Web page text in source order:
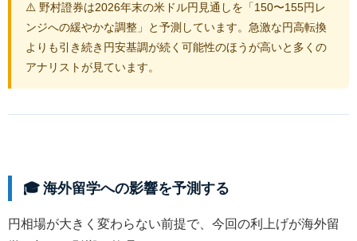
⚠️ 野村證券は2026年末の米ドル円見通しを「150〜155円レ
ンジへの緩やかな調整」と予測しています。急激な円高転換
よりも引き続き円安基調が続く可能性のほうが高いと多くの
アナリストが見ています。
🎓 海外留学への影響を予測する
円相場が大きく変わらない前提で、今回の利上げが海外留